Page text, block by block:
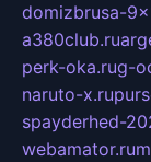
domizbrusa-
a380club.ru
perk-oka.rug-
naruto-x.ru
spayderhed-
webamator.ru